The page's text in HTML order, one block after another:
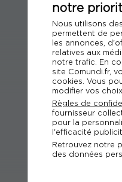
notre
Nous utilisons
permettent de
les annonces,
relatives aux
notre trafic. En
site Comundi.fr,
cookies. Vous
modifier vos
Règles de
fournisseur
pour la
l'efficacité
Retrouvez notre
des données